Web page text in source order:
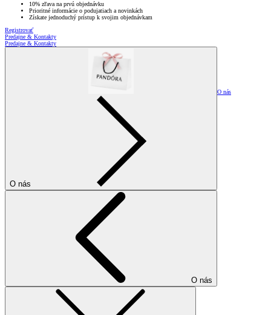
10% zľava na prvú objednávku
Prioritné informácie o podujatiach a novinkách
Získate jednoduchý prístup k svojim objednávkam
Registrovať
Predajne & Kontakty
Predajne & Kontakty
O nás
O nás
O nás